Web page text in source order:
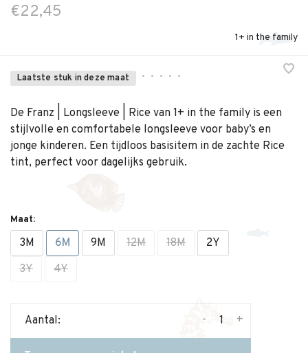
€22,45
1+ in the family
Laatste stuk in deze maat • • • • •
De Franz | Longsleeve | Rice van 1+ in the family is een
stijlvolle en comfortabele longsleeve voor baby’s en
jonge kinderen. Een tijdloos basisitem in de zachte Rice
tint, perfect voor dagelijks gebruik.
Maat:
3M 6M 9M 12M 18M
2Y
3Y
4Y
Aantal: +
-